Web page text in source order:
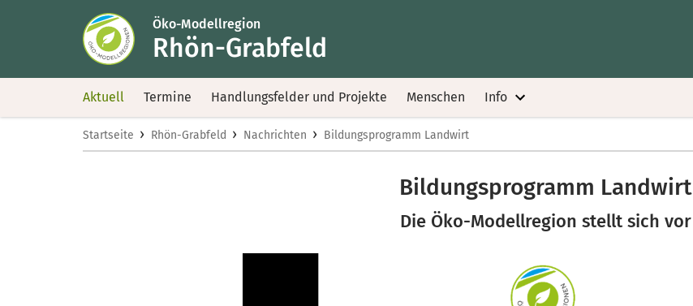
Öko-Modellregion
Rhön-Grabfeld
Aktuell Termine Handlungsfelder und Projekte Menschen Info
Startseite › Rhön-Grabfeld › Nachrichten › Bildungsprogramm Landwirt
Bildungsprogramm Landwirt
Die Öko-Modellregion stellt sich vor